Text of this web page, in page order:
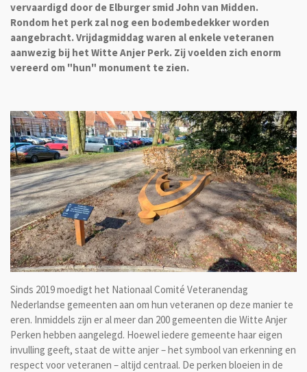
vervaardigd door de Elburger smid John van Midden.
Rondom het perk zal nog een bodembedekker worden
aangebracht. Vrijdagmiddag waren al enkele veteranen
aanwezig bij het Witte Anjer Perk. Zij voelden zich enorm
vereerd om "hun" monument te zien.
Sinds 2019 moedigt het Nationaal Comité Veteranendag
Nederlandse gemeenten aan om hun veteranen op deze manier te
eren. Inmiddels zijn er al meer dan 200 gemeenten die Witte Anjer
Perken hebben aangelegd. Hoewel iedere gemeente haar eigen
invulling geeft, staat de witte anjer – het symbool van erkenning en
respect voor veteranen – altijd centraal. De perken bloeien in de